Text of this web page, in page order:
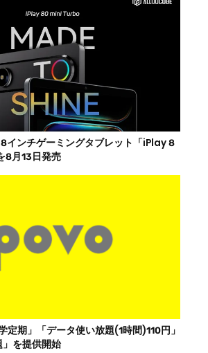
インチゲーミングタブレット「iPlay 8
月13日発売
定期」「データ使い放題(1時間)110円」
」を提供開始